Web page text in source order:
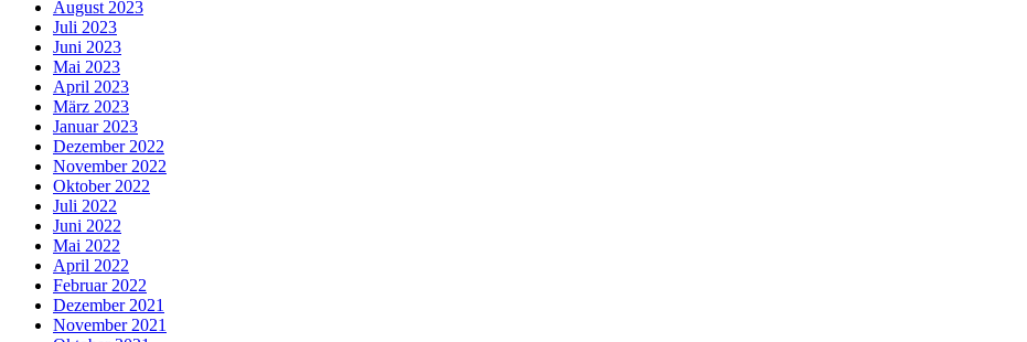
August 2023
Juli 2023
Juni 2023
Mai 2023
April 2023
März 2023
Januar 2023
Dezember 2022
November 2022
Oktober 2022
Juli 2022
Juni 2022
Mai 2022
April 2022
Februar 2022
Dezember 2021
November 2021